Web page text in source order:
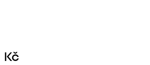
Kč